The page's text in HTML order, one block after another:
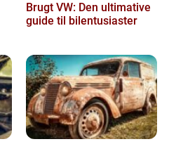
Brugt VW: Den ultimative
guide til bilentusiaster